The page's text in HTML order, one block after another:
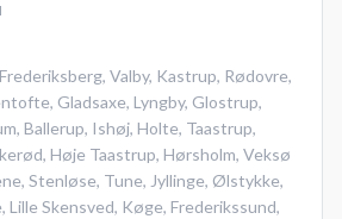
Frederiksberg, Valby, Kastrup, Rødovre,
, Gladsaxe, Lyngby, Glostrup,
, Ballerup, Ishøj, Holte, Taastrup,
, Høje Taastrup, Hørsholm, Veksø
, Stenløse, Tune, Jyllinge, Ølstykke,
, Lille Skensved, Køge, Frederikssund,